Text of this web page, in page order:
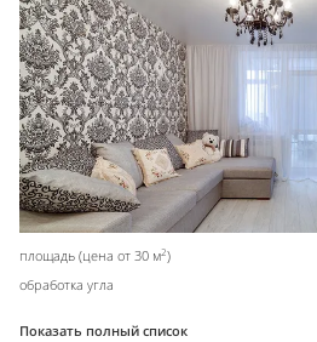
площадь (цена от 30 м2)
обработка угла
Показать полный список